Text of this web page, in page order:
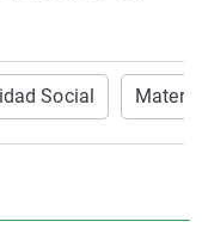
Social